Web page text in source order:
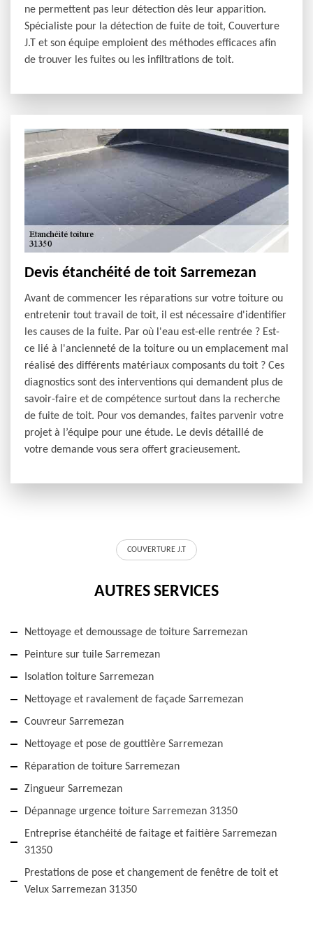
ne permettent pas leur détection dès leur apparition.
Spécialiste pour la détection de fuite de toit, Couverture
J.T et son équipe emploient des méthodes efficaces afin
de trouver les fuites ou les infiltrations de toit.
Devis étanchéité de toit Sarremezan
Avant de commencer les réparations sur votre toiture ou
entretenir tout travail de toit, il est nécessaire d'identifier
les causes de la fuite. Par où l'eau est-elle rentrée ? Est-
ce lié à l'ancienneté de la toiture ou un emplacement mal
réalisé des différents matériaux composants du toit ? Ces
diagnostics sont des interventions qui demandent plus de
savoir-faire et de compétence surtout dans la recherche
de fuite de toit. Pour vos demandes, faites parvenir votre
projet à l’équipe pour une étude. Le devis détaillé de
votre demande vous sera offert gracieusement.
COUVERTURE J.T
AUTRES SERVICES
Nettoyage et demoussage de toiture Sarremezan
Peinture sur tuile Sarremezan
Isolation toiture Sarremezan
Nettoyage et ravalement de façade Sarremezan
Couvreur Sarremezan
Nettoyage et pose de gouttière Sarremezan
Réparation de toiture Sarremezan
Zingueur Sarremezan
Dépannage urgence toiture Sarremezan 31350
Entreprise étanchéité de faitage et faitière Sarremezan
31350
Prestations de pose et changement de fenêtre de toit et
Velux Sarremezan 31350